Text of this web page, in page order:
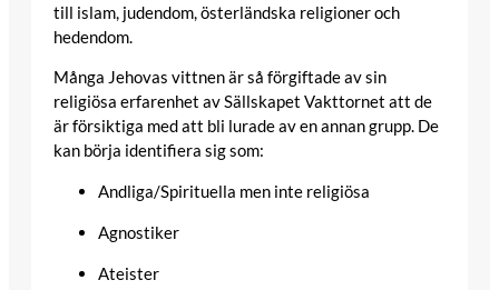
till islam, judendom, österländska religioner och
hedendom.
Många Jehovas vittnen är så förgiftade av sin
religiösa erfarenhet av Sällskapet Vakttornet att de
är försiktiga med att bli lurade av en annan grupp. De
kan börja identifiera sig som:
Andliga/Spirituella men inte religiösa
Agnostiker
Ateister